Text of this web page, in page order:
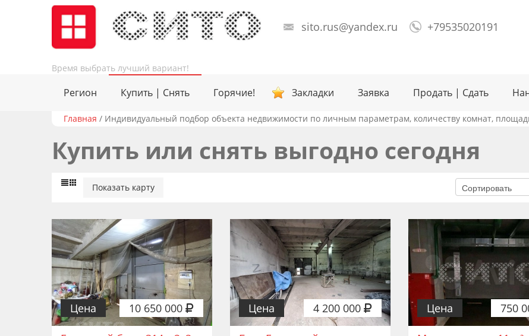
Время выбрать лучший вариант!
sito.rus@yandex.ru +79535020191
Регион Купить | Снять Горячие! Закладки Заявка Продать | Сдать
Главная / Индивидуальный подбор объекта недвижимости по личным параметрам, количеству комнат,
Купить или снять выгодно сегодня
Показать карту
10 650 000
Цена 4 200 000
Цена 750
Цена